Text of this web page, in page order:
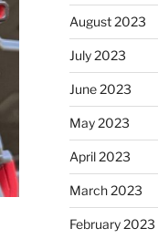
August 2023
July 2023
June 2023
May 2023
April 2023
March 2023
February 2023